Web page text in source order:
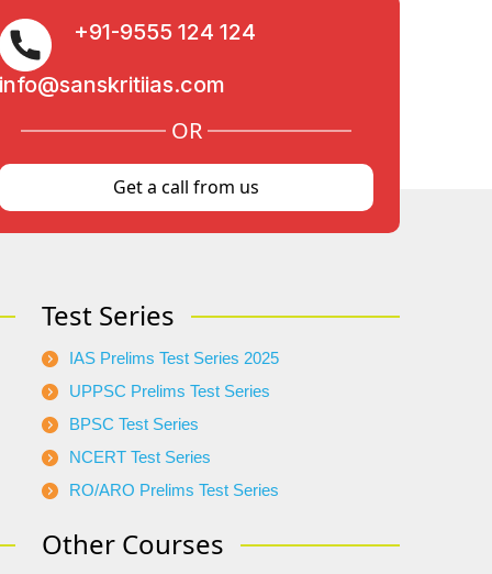
+91-9555 124 124
info@sanskritiias.com
OR
Get a call from us
Test Series
IAS Prelims Test Series 2025
UPPSC Prelims Test Series
BPSC Test Series
NCERT Test Series
RO/ARO Prelims Test Series
Other Courses